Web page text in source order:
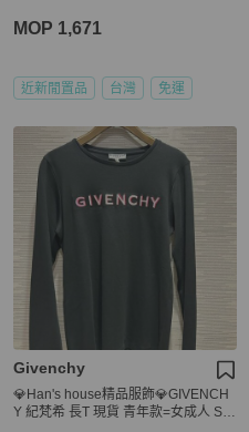
MOP 1,671
近新閒置品 台灣 免運
Givenchy
💎Han's house精品服飾💎GIVENCH
Y 紀梵希 長T 現貨 青年款=女成人 S